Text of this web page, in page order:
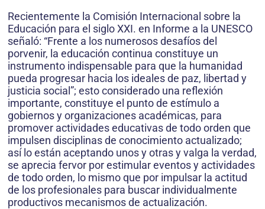
Recientemente la Comisión Internacional sobre la
Educación para el siglo XXI. en Informe a la UNESCO
señaló: “Frente a los numerosos desafíos del
porvenir, la educación continua constituye un
instrumento indispensable para que la humanidad
pueda progresar hacia los ideales de paz, libertad y
justicia social”; esto considerado una reflexión
importante, constituye el punto de estímulo a
gobiernos y organizaciones académicas, para
promover actividades educativas de todo orden que
impulsen disciplinas de conocimiento actualizado;
así lo están aceptando unos y otras y valga la verdad,
se aprecia fervor por estimular eventos y actividades
de todo orden, lo mismo que por impulsar la actitud
de los profesionales para buscar individualmente
productivos mecanismos de actualización.